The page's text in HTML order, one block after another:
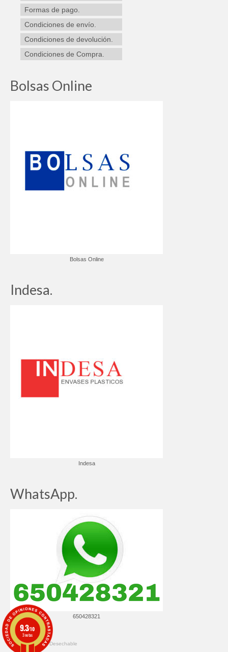
de
producto
Formas de pago.
Condiciones de envío.
Condiciones de devolución.
Condiciones de Compra.
Bolsas Online
Bolsas Online
Indesa.
Indesa
WhatsApp.
650428321
© 2026 ✔️ Ropa Desechable
9.3/10
3 notas